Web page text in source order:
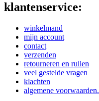
klantenservice:
winkelmand
mijn account
contact
verzenden
retourneren en ruilen
veel gestelde vragen
klachten
algemene voorwaarden.